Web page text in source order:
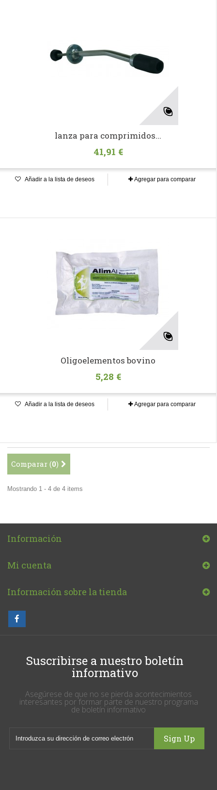
lanza para comprimidos...
41,91 €
Añadir a la lista de deseos Agregar para comparar
Oligoelementos bovino
5,28 €
Añadir a la lista de deseos Agregar para comparar
Comparar (0)
Mostrando 1 - 4 de 4 items
Información
Mi cuenta
Información sobre la tienda
Suscribirse a nuestro boletín
informativo
Asegúrese de que no se pierda acontecimientos
interesantes por formar parte de nuestro programa
de boletín informativo